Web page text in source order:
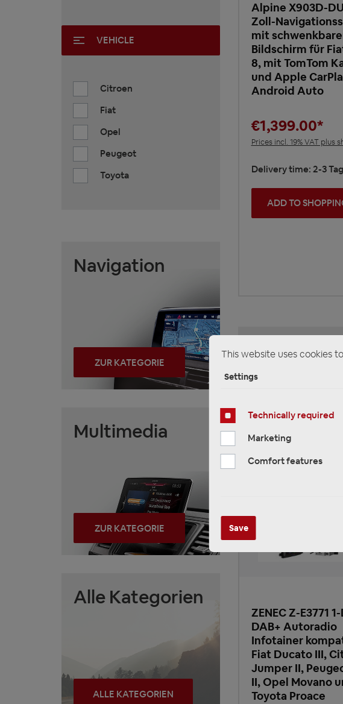
VEHICLE
Citroen
Fiat
Opel
Peugeot
Toyota
Navigation
ZUR KATEGORIE
Multimedia
ZUR KATEGORIE
Alle Kategorien
ALLE KATEGORIEN
Alpine X903D-
Zoll-
mit
Bildschirm für
8, mit TomTom
und Apple
Android Auto
€1,399.00*
Prices incl. 19% VAT plus
Delivery time: 2-3
ADD TO
VORKASSE
ZENEC Z-E3771
DAB+ Autoradio
Infotainer
Fiat Ducato III,
Jumper II,
II, Opel Movano
Toyota Proace
This website uses cookies
Settings
Technically required
Marketing
Comfort features
Save